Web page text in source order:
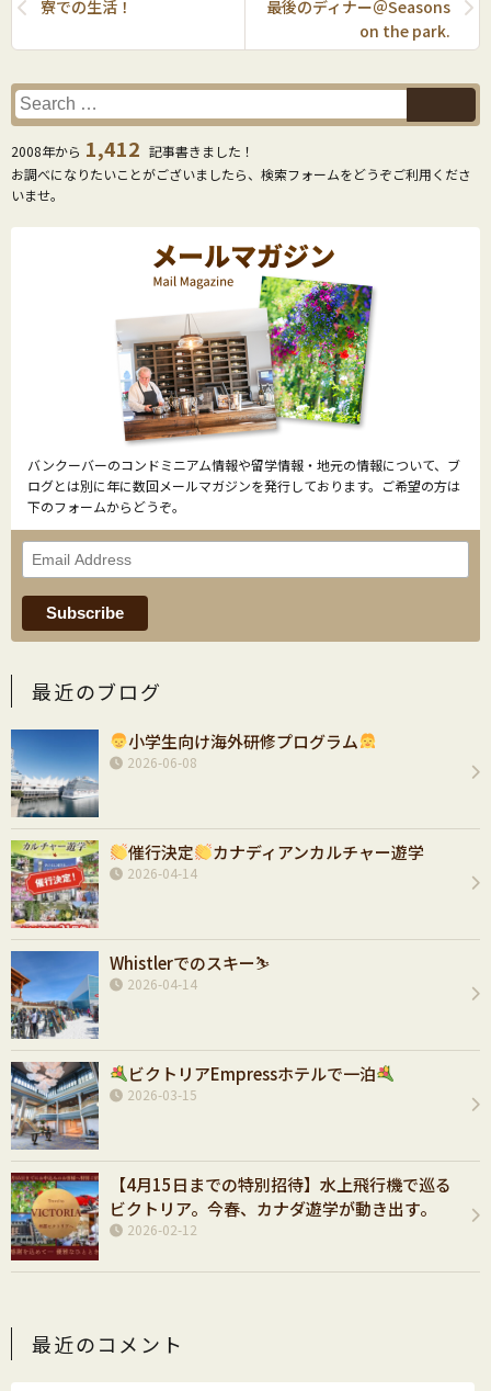
寮での生活！
最後のディナー＠Seasons
on the park.
2008年から 1,412 記事書きました！
お調べになりたいことがございましたら、検索フォームをどうぞご利用くださ
いませ。
バンクーバーのコンドミニアム情報や留学情報・地元の情報について、ブ
ログとは別に年に数回メールマガジンを発行しております。ご希望の方は
下のフォームからどうぞ。
最近のブログ
小学生向け海外研修プログラム
2026-06-08
催行決定 カナディアンカルチャー遊学
2026-04-14
Whistlerでのスキー⛷️
2026-04-14
ビクトリアEmpressホテルで一泊
2026-03-15
【4月15日までの特別招待】水上飛行機で巡る
ビクトリア。今春、カナダ遊学が動き出す。
2026-02-12
最近のコメント